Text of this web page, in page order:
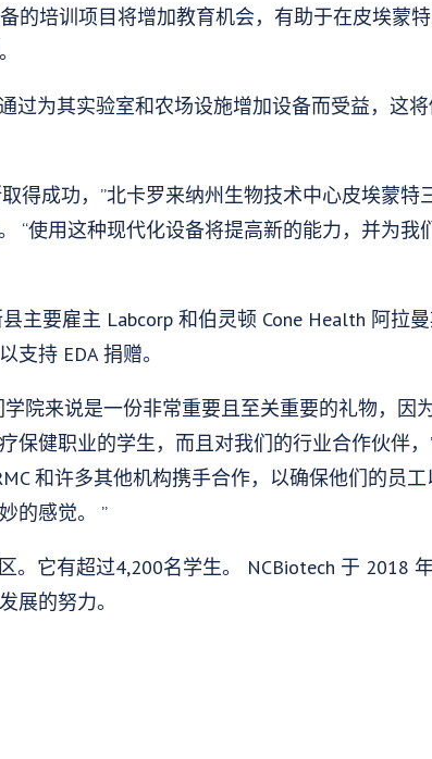
的培训项目将增加教育机会，有助于在皮埃蒙
过为其实验室和农场设施增加设备而受益，这
得成功，”北卡罗来纳州生物技术中心皮埃蒙特
“使用这种现代化设备将提高新的能力，并为
主要雇主 Labcorp 和伯灵顿 Cone Health 阿拉
持 EDA 捐赠。
院来说是一份非常重要且至关重要的礼物，因
健职业的学生，而且对我们的行业合作伙伴，
和许多其他机构携手合作，以确保他们的员
的感觉。 ”
。它有超过4,200名学生。 NCBiotech 于 2018
展的努力。